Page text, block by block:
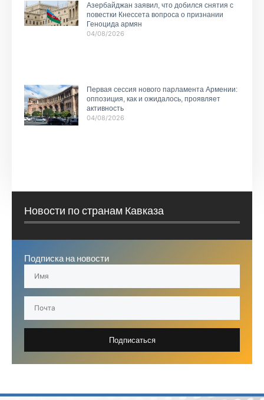
Азербайджан заявил, что добился снятия с
повестки Кнессета вопроса о признании
Геноцида армян
04/08/2026
Первая сессия нового парламента Армении:
оппозиция, как и ожидалось, проявляет
активность
04/08/2026
Новости по странам Кавказа
Подписка на новости
Подписаться